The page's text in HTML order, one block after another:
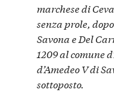
marchese di
senza prole,
Savona eDel
1209 al comune
d’Amedeo V di
sottoposto.